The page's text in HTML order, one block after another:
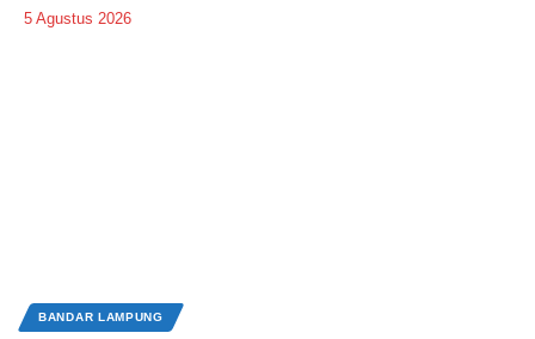
5 Agustus 2026
BANDAR LAMPUNG